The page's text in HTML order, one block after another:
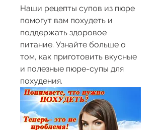
Наши рецепты супов из пюре
помогут вам похудеть и
поддержать здоровое
питание. Узнайте больше о
том, как приготовить вкусные
и полезные пюре-супы для
похудения.